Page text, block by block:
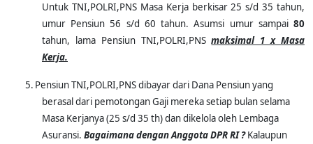
Untuk TNI,POLRI,PNS Masa Kerja berkisar 25 s/d 35 tahun,
umur Pensiun 56 s/d 60 tahun. Asumsi umur sampai 80
tahun, lama Pensiun TNI,POLRI,PNSmaksimal 1 x Masa
Kerja.
5. Pensiun TNI,POLRI,PNS dibayar dari Dana Pensiun yang
berasal dari pemotongan Gaji mereka setiap bulan selama
Masa Kerjanya (25 s/d 35 th) dan dikelola oleh Lembaga
Asuransi. Bagaimana dengan Anggota DPR RI ?Kalaupun